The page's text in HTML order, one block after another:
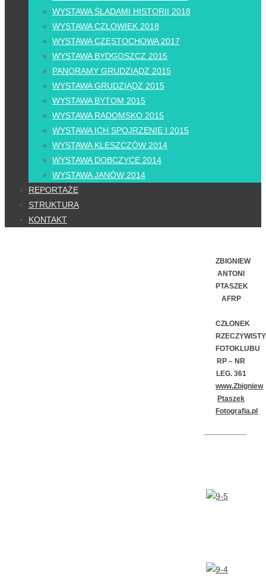
WYSTAWA ŚLADAMI HISTORII 2018
WYSTAWA CZŁOWIEK 2018
WYSTAWA CZĘSTOCHOWA 2017
WYSTAWA BYDGOSZCZ 2015
PANORAMY GRUDZIĄDZ 2015
WYSTAWA GRUDZIĄDZ 2015
WYSTAWA BYTOM 2015
WYSTAWA RADOMSKO 2015
WYSTAWA ICH SPOJRZENIE I 2015
WYSTAWA KLESZCZÓW 2014
WYSTAWA DOBCZYCE 2014
WYSTAWA JANÓW 2014
REPORTAŻE
STRUKTURA
KONTAKT
ZBIGNIEW
ANTONI
PTASZEK
AFRP
CZŁONEK
RZECZYWISTY
FOTOKLUBU
RP – NR
LEG. 361
www.Zbigniew
Ptaszek
Fotografia.pl